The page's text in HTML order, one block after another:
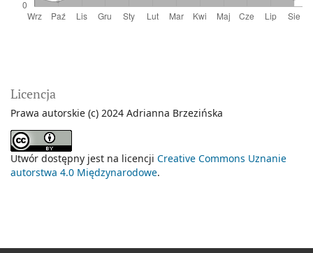
Licencja
Prawa autorskie (c) 2024 Adrianna Brzezińska
Utwór dostępny jest na licencji Creative Commons Uznanie
autorstwa 4.0 Międzynarodowe.